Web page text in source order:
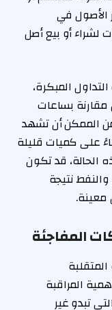
الأصول في
لشراء أو بيع أصل
المبكرة،
بساعات
الممكن أن تشهد
على كميات قليلة
الحالة، قد تكون
نتيجة
معينة.
المفاجئة
المراقبة
تبدو غير